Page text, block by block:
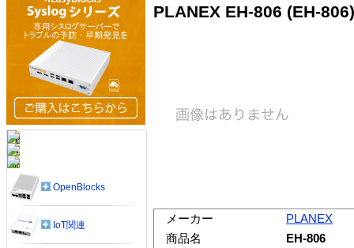
PLANEX EH-806 (EH-806)
メーカー
PLANEX
商品名
EH-806
OpenBlocks
IoT関連